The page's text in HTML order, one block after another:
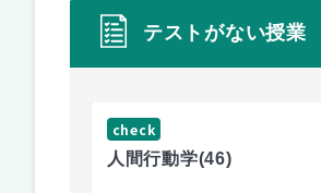
テストがない授業
check
人間行動学(46)